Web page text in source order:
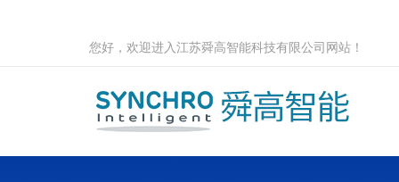
您好，欢迎进入江苏舜高智能科技有限公司网站！